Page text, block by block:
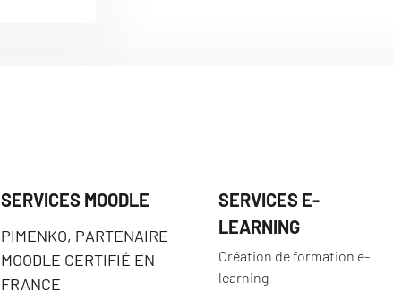
SERVICES MOODLE
PIMENKO, PARTENAIRE
MOODLE CERTIFIÉ EN
FRANCE
SERVICES E-
LEARNING
Création de formation e-
learning